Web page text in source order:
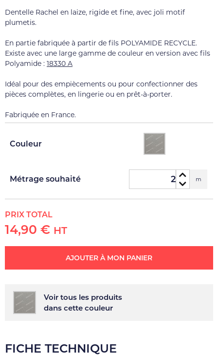
Dentelle Rachel en laize, rigide et fine, avec joli motif
plumetis.
En partie fabriquée à partir de fils POLYAMIDE RECYCLE.
Existe avec une large gamme de couleur en version avec fils
Polyamide : 18330 A
Idéal pour des empiècements ou pour confectionner des
pièces complètes, en lingerie ou en prêt-à-porter.
Fabriquée en France.
Couleur
Métrage souhaité m
PRIX TOTAL
14,90 € HT
AJOUTER À MON PANIER
Voir tous les produits
dans cette couleur
FICHE TECHNIQUE